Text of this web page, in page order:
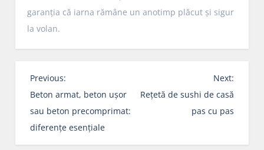
garanția că iarna rămâne un anotimp plăcut și sigur
la volan.
N
a
v
i
g
Previous:
Beton armat, beton ușor
sau beton precomprimat:
diferențe esențiale
Next:
Rețetă de sushi de casă
pas cu pas